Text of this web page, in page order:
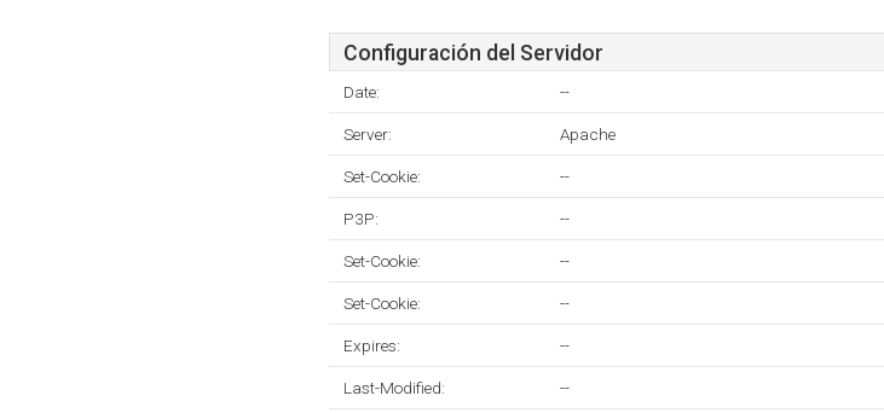
Configuración del Servidor
Date: --
Server: Apache
Set-Cookie: --
P3P: --
Set-Cookie: --
Set-Cookie: --
Expires: --
Last-Modified: --